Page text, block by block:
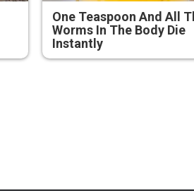
One Teaspoon And All
Worms In The Body Die
Instantly